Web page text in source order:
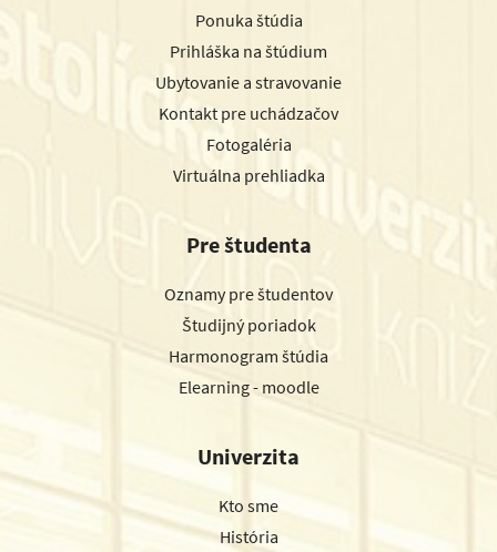
Ponuka štúdia
Prihláška na štúdium
Ubytovanie a stravovanie
Kontakt pre uchádzačov
Fotogaléria
Virtuálna prehliadka
Pre študenta
Oznamy pre študentov
Študijný poriadok
Harmonogram štúdia
Elearning - moodle
Univerzita
Kto sme
História